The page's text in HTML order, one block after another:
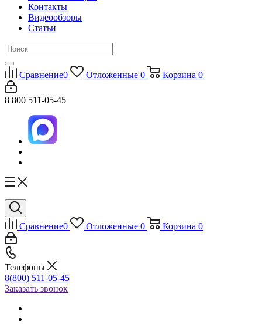
Контакты
Видеообзоры
Статьи
Сравнение0 Отложенные 0 Корзина 0
8 800 511-05-45
Сравнение0 Отложенные 0 Корзина 0
Телефоны
8(800) 511-05-45
Заказать звонок